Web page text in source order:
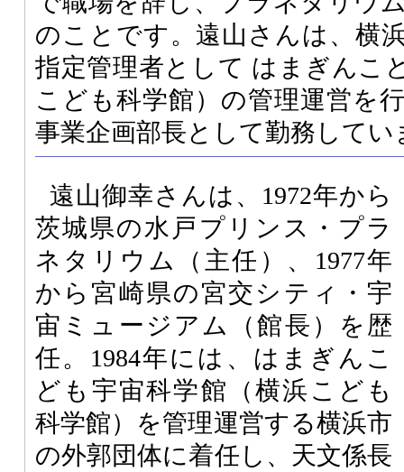
のことです。遠山さんは、横
指定管理者として はまぎんこ
こども科学館）の管理運営を
事業企画部長として勤務してい
遠山御幸さんは、1972年から
茨城県の水戸プリンス・プラ
ネタリウム（主任）、1977年
から宮崎県の宮交シティ・宇
宙ミュージアム（館長）を歴
任。1984年には、はまぎんこ
ども宇宙科学館（横浜こども
科学館）を管理運営する横浜市
の外郭団体に着任し、天文係長